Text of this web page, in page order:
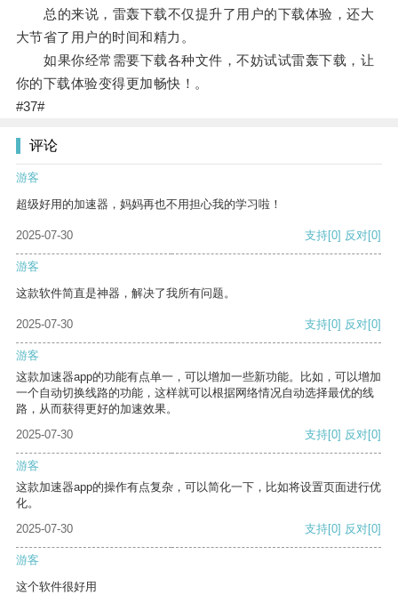
总的来说，雷轰下载不仅提升了用户的下载体验，还大
大节省了用户的时间和精力。
如果你经常需要下载各种文件，不妨试试雷轰下载，让
你的下载体验变得更加畅快！。
#37#
评论
游客
超级好用的加速器，妈妈再也不用担心我的学习啦！
2025-07-30 支持[0] 反对[0]
游客
这款软件简直是神器，解决了我所有问题。
2025-07-30 支持[0] 反对[0]
游客
这款加速器app的功能有点单一，可以增加一些新功能。比如，可以增加
一个自动切换线路的功能，这样就可以根据网络情况自动选择最优的线
路，从而获得更好的加速效果。
2025-07-30
支持[0] 反对[0]
游客
这款加速器app的操作有点复杂，可以简化一下，比如将设置页面进行优
化。
2025-07-30
支持[0] 反对[0]
游客
这个软件很好用